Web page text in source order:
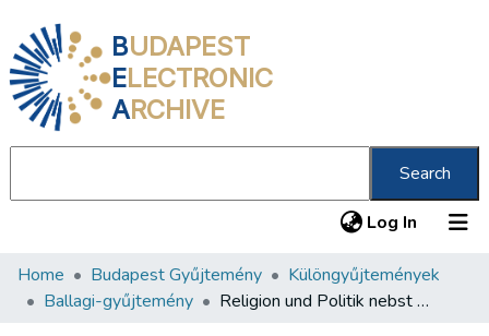
BUDAPEST
ELECTRONIC
ARCHIVE
Search
Log In (current)
Communities & Collections
Home Budapest Gyűjtemény
Különgyűjtemények
Ballagi-gyűjtemény
Religion und Politik nebst Nachtrag zur Sammlung kleiner Schriften /